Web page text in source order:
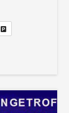
an (PDF)